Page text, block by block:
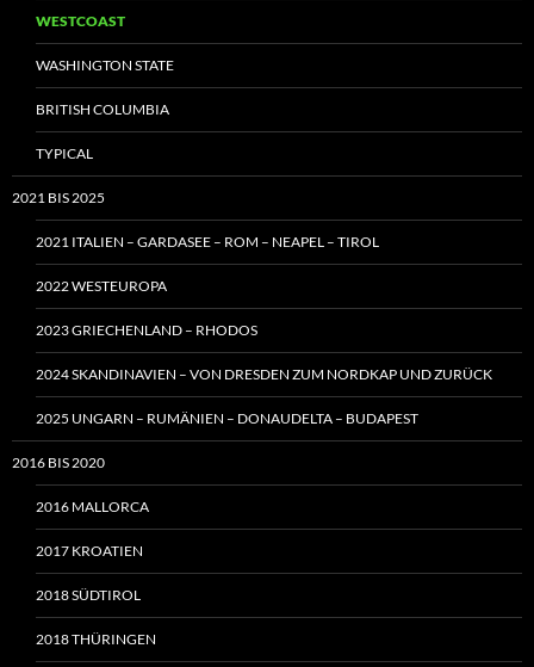
WESTCOAST
WASHINGTON STATE
BRITISH COLUMBIA
TYPICAL
2021 BIS 2025
2021 ITALIEN – GARDASEE – ROM – NEAPEL – TIROL
2022 WESTEUROPA
2023 GRIECHENLAND – RHODOS
2024 SKANDINAVIEN – VON DRESDEN ZUM NORDKAP UND ZURÜCK
2025 UNGARN – RUMÄNIEN – DONAUDELTA – BUDAPEST
2016 BIS 2020
2016 MALLORCA
2017 KROATIEN
2018 SÜDTIROL
2018 THÜRINGEN